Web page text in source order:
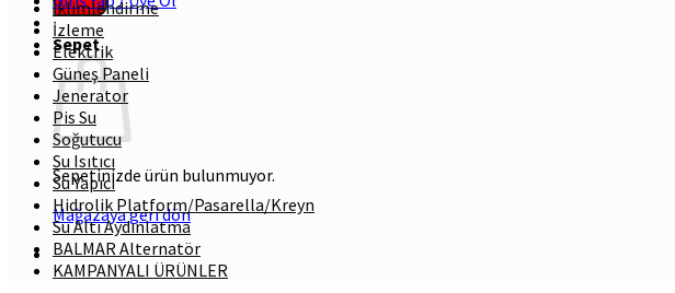
Sepet
Sepetinizde ürün bulunmuyor.
Mağazaya geri dön
İklimlendirme
İzleme
Elektrik
Güneş Paneli
Jenerator
Pis Su
Soğutucu
Su Isıtıcı
Su Yapıcı
Hidrolik Platform/Pasarella/Kreyn
Su Altı Aydınlatma
BALMAR Alternatör
KAMPANYALI ÜRÜNLER